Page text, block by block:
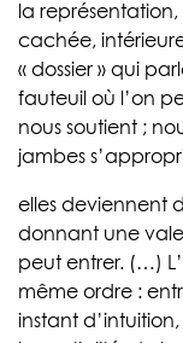
la
cachée,
« dossier » qui
fauteuil où l’on
nous soutient ;
jambes
elles deviennent
donnant une
peut entrer. (…)
même ordre :
instant